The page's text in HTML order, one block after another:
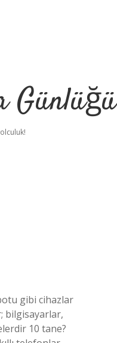
Günlüğü
gibi cihazlar
bilgisayarlar,
10 tane?